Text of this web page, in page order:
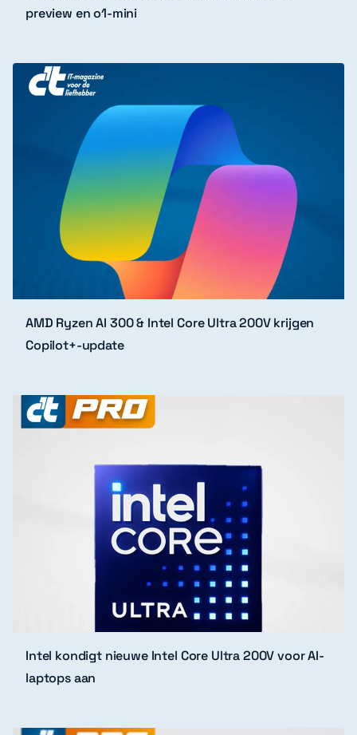
preview en o1-mini
AMD Ryzen AI 300 & Intel Core Ultra 200V krijgen
Copilot+-update
Intel kondigt nieuwe Intel Core Ultra 200V voor AI-
laptops aan